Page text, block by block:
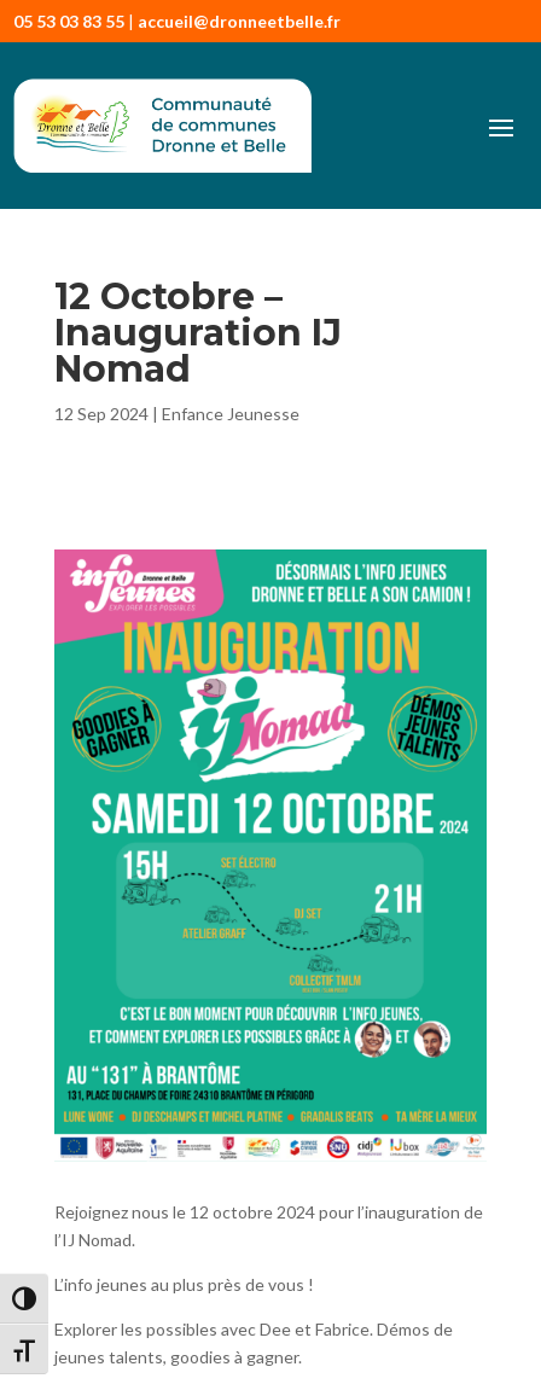
Passer en contraste élevé
Changer la taille de la police
05 53 03 83 55 | accueil@dronneetbelle.fr
12 Octobre –
Inauguration IJ
Nomad
12 Sep 2024| Enfance Jeunesse
Rejoignez nous le 12 octobre 2024 pour l’inauguration de
l’IJ Nomad.
L’info jeunes au plus près de vous !
Explorer les possibles avec Dee et Fabrice. Démos de
jeunes talents, goodies à gagner.